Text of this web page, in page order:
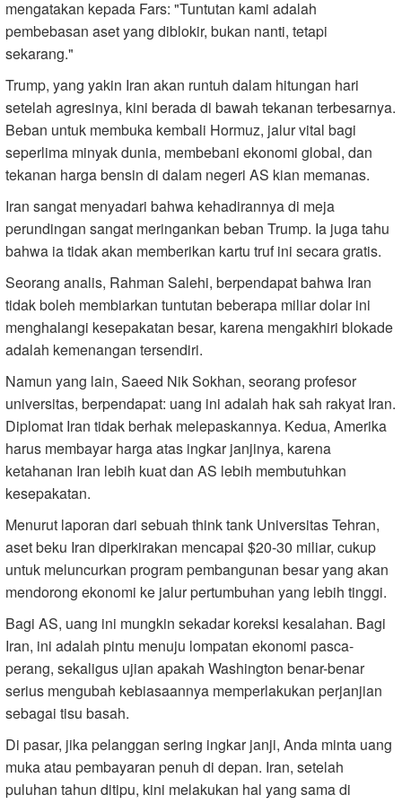
mengatakan kepada Fars: "Tuntutan kami adalah
pembebasan aset yang diblokir, bukan nanti, tetapi
sekarang."
Trump, yang yakin Iran akan runtuh dalam hitungan hari
setelah agresinya, kini berada di bawah tekanan terbesarnya.
Beban untuk membuka kembali Hormuz, jalur vital bagi
seperlima minyak dunia, membebani ekonomi global, dan
tekanan harga bensin di dalam negeri AS kian memanas.
Iran sangat menyadari bahwa kehadirannya di meja
perundingan sangat meringankan beban Trump. Ia juga tahu
bahwa ia tidak akan memberikan kartu truf ini secara gratis.
Seorang analis, Rahman Salehi, berpendapat bahwa Iran
tidak boleh membiarkan tuntutan beberapa miliar dolar ini
menghalangi kesepakatan besar, karena mengakhiri blokade
adalah kemenangan tersendiri.
Namun yang lain, Saeed Nik Sokhan, seorang profesor
universitas, berpendapat: uang ini adalah hak sah rakyat Iran.
Diplomat Iran tidak berhak melepaskannya. Kedua, Amerika
harus membayar harga atas ingkar janjinya, karena
ketahanan Iran lebih kuat dan AS lebih membutuhkan
kesepakatan.
Menurut laporan dari sebuah think tank Universitas Tehran,
aset beku Iran diperkirakan mencapai $20-30 miliar, cukup
untuk meluncurkan program pembangunan besar yang akan
mendorong ekonomi ke jalur pertumbuhan yang lebih tinggi.
Bagi AS, uang ini mungkin sekadar koreksi kesalahan. Bagi
Iran, ini adalah pintu menuju lompatan ekonomi pasca-
perang, sekaligus ujian apakah Washington benar-benar
serius mengubah kebiasaannya memperlakukan perjanjian
sebagai tisu basah.
Di pasar, jika pelanggan sering ingkar janji, Anda minta uang
muka atau pembayaran penuh di depan. Iran, setelah
puluhan tahun ditipu, kini melakukan hal yang sama di